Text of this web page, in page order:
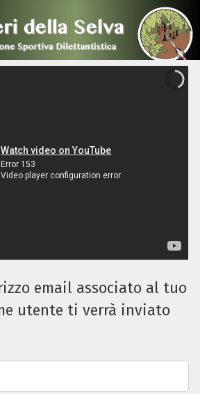
email associato al tuo
utente ti verrà inviato